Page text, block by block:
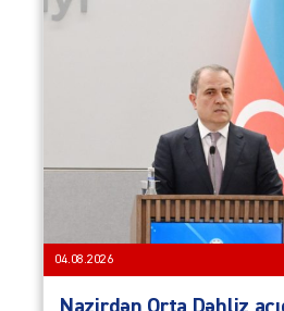
04.08.2026
Nazirdən Orta Dəhliz